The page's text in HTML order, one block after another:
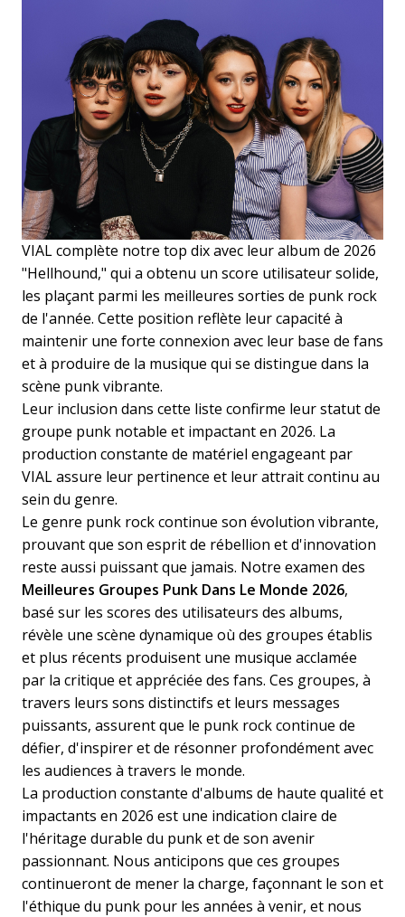
VIAL complète notre top dix avec leur album de 2026
"Hellhound," qui a obtenu un score utilisateur solide,
les plaçant parmi les meilleures sorties de punk rock
de l'année. Cette position reflète leur capacité à
maintenir une forte connexion avec leur base de fans
et à produire de la musique qui se distingue dans la
scène punk vibrante.
Leur inclusion dans cette liste confirme leur statut de
groupe punk notable et impactant en 2026. La
production constante de matériel engageant par
VIAL assure leur pertinence et leur attrait continu au
sein du genre.
Le genre punk rock continue son évolution vibrante,
prouvant que son esprit de rébellion et d'innovation
reste aussi puissant que jamais. Notre examen des
Meilleures Groupes Punk Dans Le Monde 2026,
basé sur les scores des utilisateurs des albums,
révèle une scène dynamique où des groupes établis
et plus récents produisent une musique acclamée
par la critique et appréciée des fans. Ces groupes, à
travers leurs sons distinctifs et leurs messages
puissants, assurent que le punk rock continue de
défier, d'inspirer et de résonner profondément avec
les audiences à travers le monde.
La production constante d'albums de haute qualité et
impactants en 2026 est une indication claire de
l'héritage durable du punk et de son avenir
passionnant. Nous anticipons que ces groupes
continueront de mener la charge, façonnant le son et
l'éthique du punk pour les années à venir, et nous